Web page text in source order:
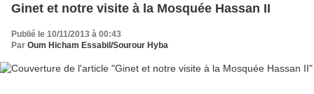
Ginet et notre visite à la Mosquée Hassan II
Publié le 10/11/2013 à 00:43
Par Oum Hicham Essabil/Sourour Hyba